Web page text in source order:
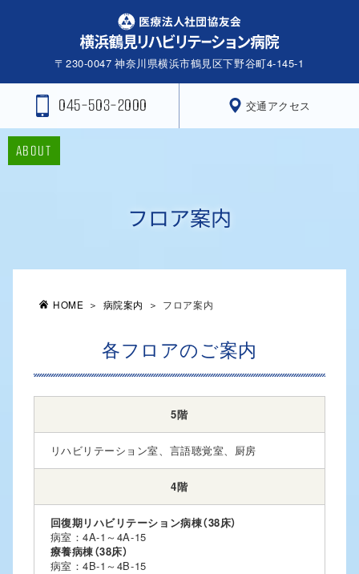
〒230-0047 神奈川県横浜市鶴見区下野谷町4-145-1
045-503-2000 交通アクセス
ABOUT
フロア案内
HOME 病院案内 フロア案内
各フロアのご案内
5階
リハビリテーション室、言語聴覚室、厨房
4階
回復期リハビリテーション病棟（38床）
病室：4A-1～4A-15
療養病棟（38床）
病室：4B-1～4B-15